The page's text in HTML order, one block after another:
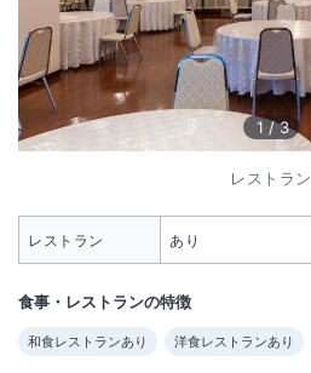
1 /3
レストラン
レストラン あり
食事・レストランの特徴
和食レストランあり 洋食レストランあり